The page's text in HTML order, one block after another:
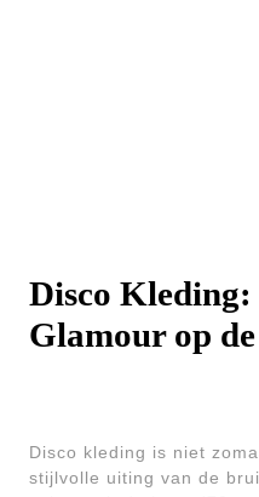
Disco Kleding:
Glamour op
Disco kleding is niet
stijlvolle uiting van de